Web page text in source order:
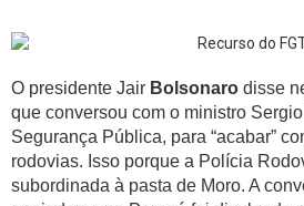
O presidente Jair Bolsonaro disse
que conversou com o ministro Sergio
Segurança Pública, para “acabar”
rodovias. Isso porque a Polícia
subordinada à pasta de Moro. A